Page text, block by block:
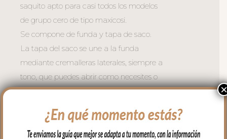
saquito apto para casi todos los modelos
de grupo cero de tipo maxicosi.
Se compone de funda y tapa de saco.
La tapa del saco se une a la funda
mediante cremalleras laterales, siempre a
tono, que puedes abrir como necesites o
quitar la tapa entera y te queda la funda
Para el tejido de la funda puedes elegir
×